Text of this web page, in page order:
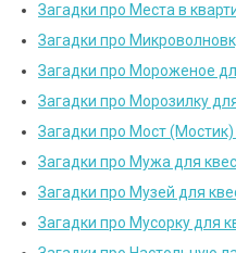
Загадки про Места в
Загадки про
Загадки про Мороженое
Загадки про Морозилку
Загадки про Мост (Мостик)
Загадки про Мужа для
Загадки про Музей для
Загадки про Мусорку для